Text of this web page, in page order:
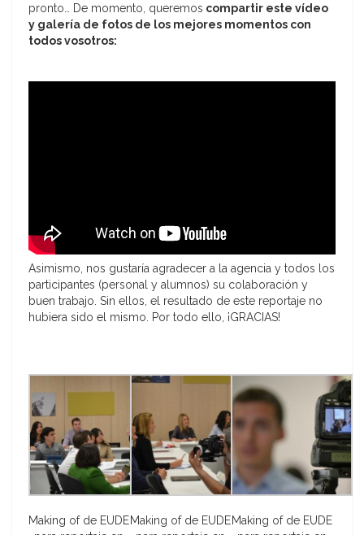
pronto… De momento, queremos compartir este vídeo
y galería de fotos de los mejores momentos con
todos vosotros:
Asimismo, nos gustaría agradecer a la agencia y todos los
participantes (personal y alumnos) su colaboración y
buen trabajo. Sin ellos, el resultado de este reportaje no
hubiera sido el mismo. Por todo ello, ¡GRACIAS!
Making of de EUDEMaking of de EUDEMaking of de EUDE